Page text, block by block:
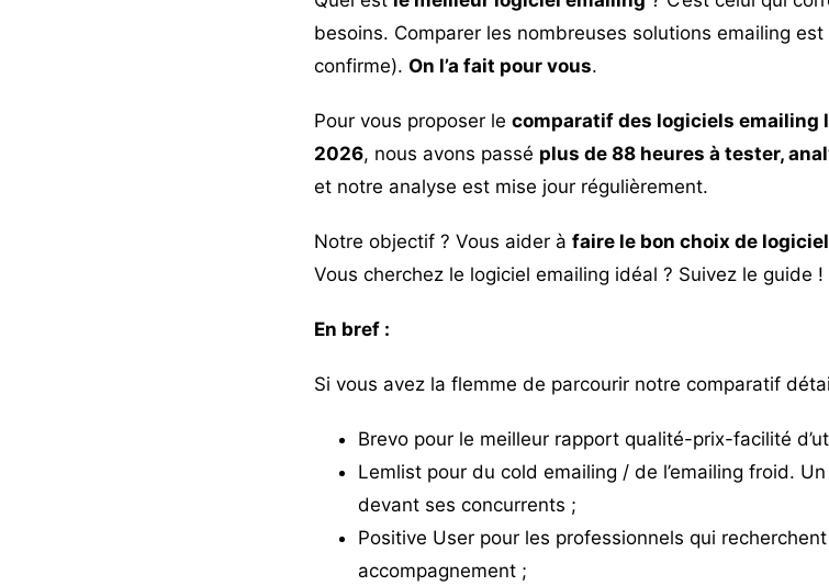
besoins. Comparer les nombreuses solutions emailing
confirme). On l’a fait pour vous.
Pour vous proposer le comparatif des logiciels emailing
2026, nous avons passé plus de 88 heures à tester,
et notre analyse est mise jour régulièrement.
Notre objectif ? Vous aider à faire le bon choix de
Vous cherchez le logiciel emailing idéal ? Suivez le guide !
En bref :
Si vous avez la flemme de parcourir notre comparatif
Brevopour le meilleur rapport qualité-prix-facilité
Lemlistpour du cold emailing / de l’emailing froid.
devant ses concurrents ;
Positive Userpour les professionnels qui
accompagnement ;